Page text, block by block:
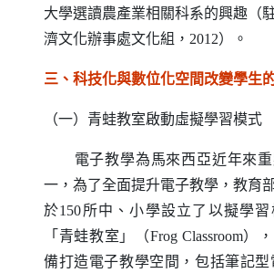
大學選讀農產業相關科系的興趣（
濟文化辦事處文化組， 2012）。
三、科技化與數位化空間改變學生
（一）青蛙教室啟動虛擬學習模式
電子教學為馬來西亞近年來
一，為了全面提升電子教學，教育
於150所中、小學設立了以擬學
「青蛙教室」（Frog Classroom）
備打造電子教學空間，包括筆記型